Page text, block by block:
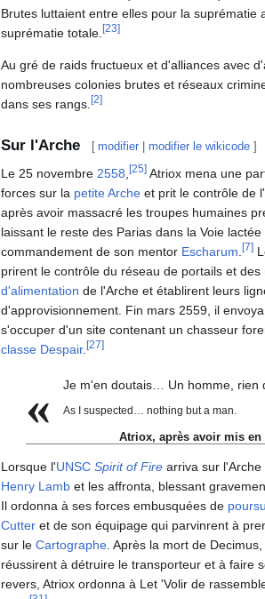
Brutes luttaient entre elles pour la suprématie
suprématie totale. [23]
Au gré de raids fructueux et d'alliances avec
nombreuses colonies brutes et réseaux
dans ses rangs. [2]
Sur l'Arche [ modifier |modifier le wikicode ]
Le 25 novembre 2558 [25] Atriox mena une
forces sur la petite Arche et prit le contrôle de
après avoir massacré les troupes humaines
laissant le reste des Parias dans la Voie lactée
commandement de son mentor Escharum [7]
prirent le contrôle du réseau de portails et des
d'alimentation de l'Arche et établirent leurs
d'approvisionnement. Fin mars 2559, il envoya
s'occuper d'un site contenant un chasseur
classe Despair. [27]
« Je m'en doutais… Un homme, rien
As I suspected… nothing but a man.
Atriox, après avoir mis en
Lorsque l'UNSC Spirit of Fire arriva sur
Henry Lamb et les affronta, blessant
Il ordonna à ses forces embusquées de
Cutter et de son équipage qui parvinrent à
sur le Cartographe . Après la mort de
réussirent à détruire le transporteur et à faire
revers, Atriox ordonna à Let 'Volir de